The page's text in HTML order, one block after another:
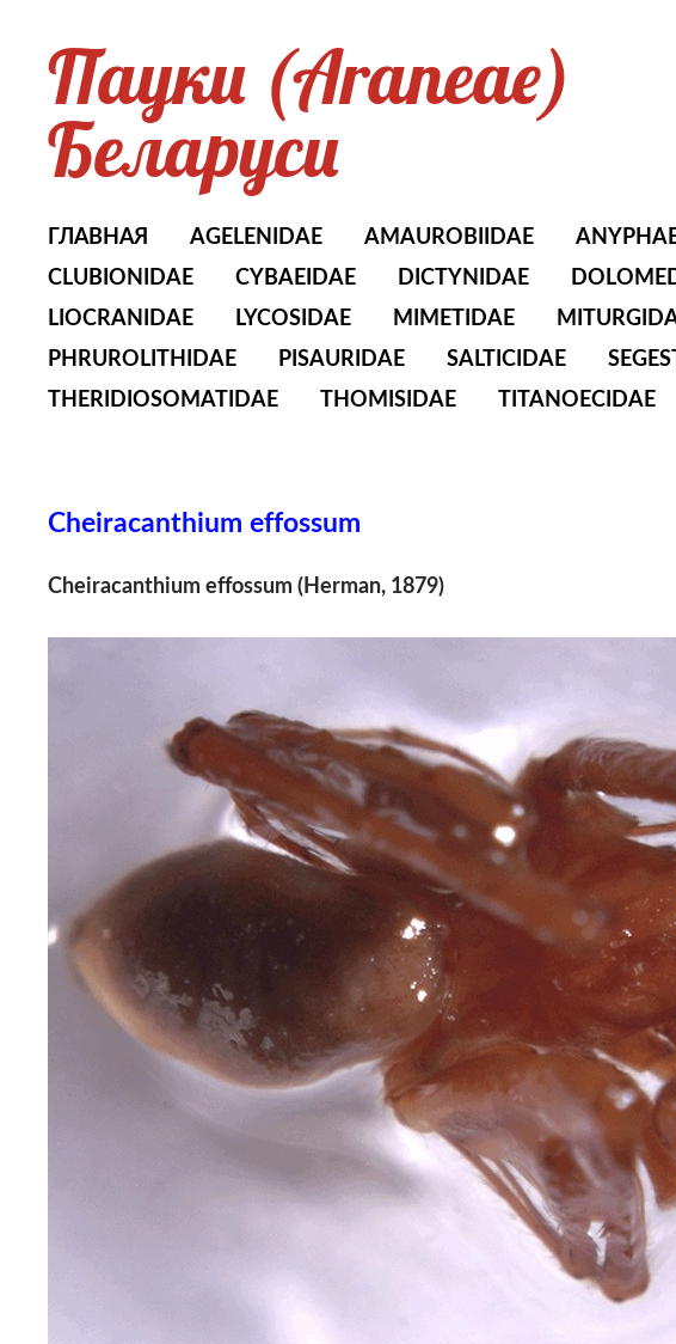
Пауки (Araneae)
Беларуси
ГЛАВНАЯ AGELENIDAE AMAUROBIIDAE
CLUBIONIDAE
CYBAEIDAE DICTYNIDAE
LIOCRANIDAE
LYCOSIDAE MIMETIDAE
PHRUROLITHIDAE
PISAURIDAE SALTICIDAE
THERIDIOSOMATIDAE
THOMISIDAE TITANOECIDAE
Cheiracanthium effossum
Cheiracanthium effossum (Herman, 1879)